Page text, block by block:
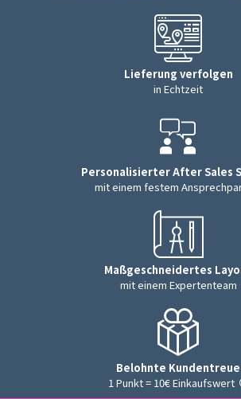
Lieferung verfolgen
in Echtzeit
Personalisierter After Sales
mit einem festem
Maßgeschneidertes
mit einem Expertenteam
Belohnte Kundentreue
1 Punkt = 10€ Einkaufswert